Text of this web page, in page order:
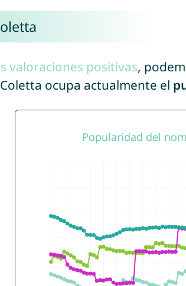
valoraciones positivas,
ocupa actualmente el